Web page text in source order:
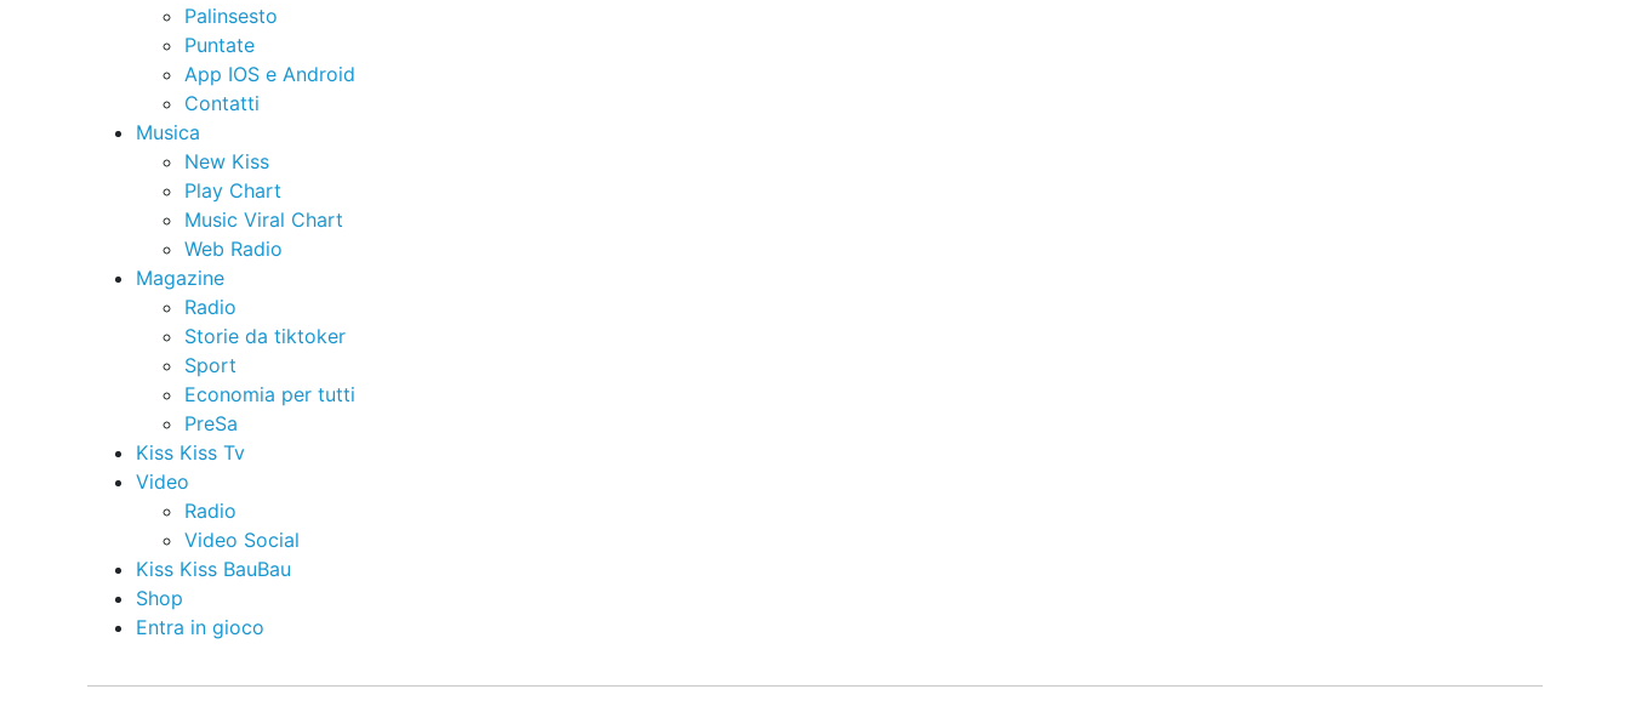
Palinsesto
Puntate
App IOS e Android
Contatti
Musica
New Kiss
Play Chart
Music Viral Chart
Web Radio
Magazine
Radio
Storie da tiktoker
Sport
Economia per tutti
PreSa
Kiss Kiss Tv
Video
Radio
Video Social
Kiss Kiss BauBau
Shop
Entra in gioco